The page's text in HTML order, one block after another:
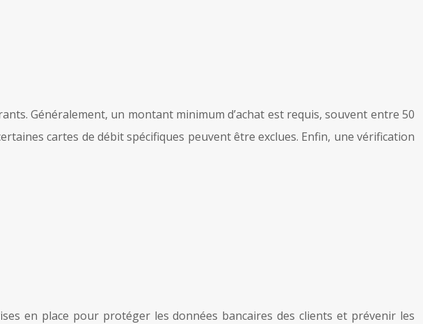
Généralement, un montant minimum d’achat est requis, souvent entre 50
cartes de débit spécifiques peuvent être exclues. Enfin, une vérification
en place pour protéger les données bancaires des clients et prévenir les